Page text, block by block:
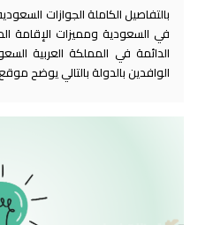
بالتفاصيل الكاملة الجوازات
في السعودية ومميزات الإقامة
الدائمة في المملكة العربية
الوافدين بالدولة بالتالي يوضح